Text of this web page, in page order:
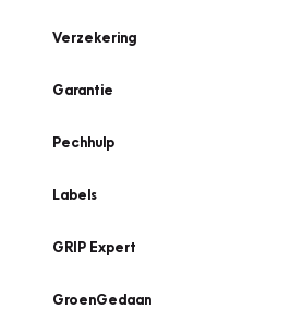
Verzekering
Garantie
Pechhulp
Labels
GRIP Expert
GroenGedaan